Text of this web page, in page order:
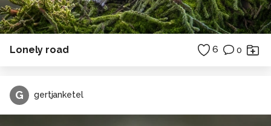
Lonely road 6 0
G gertjanketel